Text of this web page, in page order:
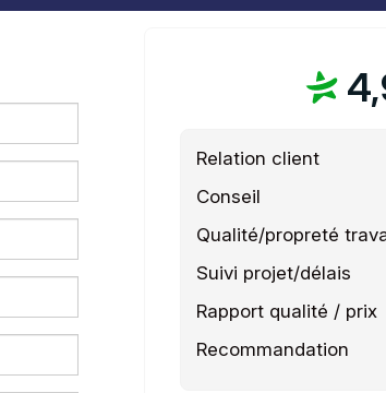
Relation client
Conseil
Qualité/propreté
Suivi projet/délais
Rapport qualité / prix
Recommandation